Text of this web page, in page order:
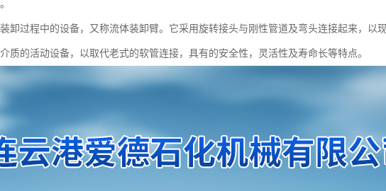
卸过程中的设备，又称流体装卸臂。它采用旋转接头与刚性管道及弯头连接起来，以
质的活动设备，以取代老式的软管连接，具有的安全性，灵活性及寿命长等特点。